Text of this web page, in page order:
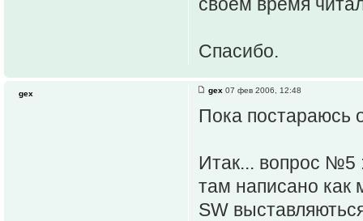
Спасибо.
gex 07 фев 2006, 12:48
Пока постараюсь
Итак... вопрос №5
там написано как
SW
gex